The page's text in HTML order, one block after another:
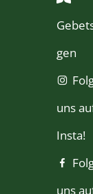
gen
uns
Insta!
uns